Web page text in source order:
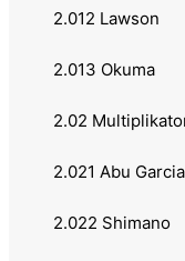
Flatnose
Moon
605706
2.012 Lawson
2.013 Okuma
2.02
2.021 Abu Garcia
2.022 Shimano